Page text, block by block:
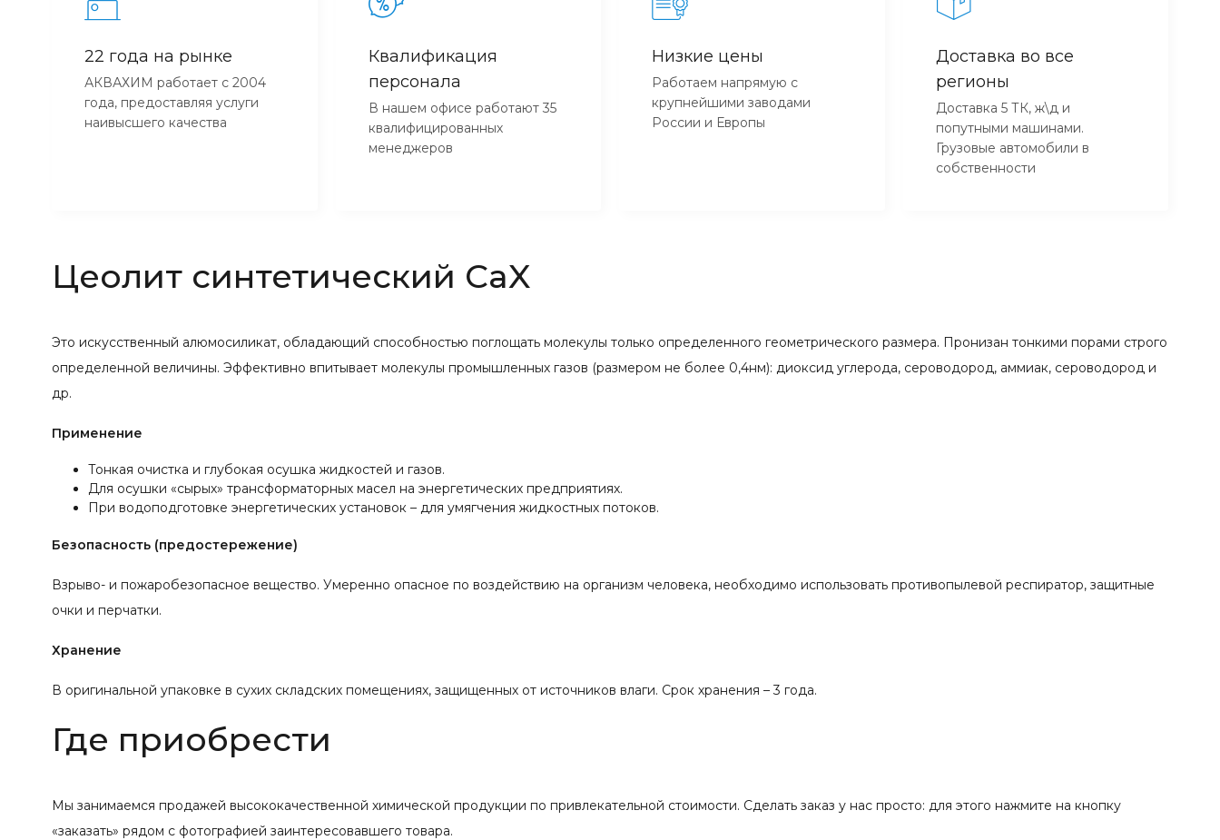
22 года на рынке
АКВАХИМ работает с 2004
года, предоставляя услуги
наивысшего качества
Квалификация
персонала
В нашем офисе работают 35
квалифицированных
менеджеров
Низкие цены
Работаем напрямую с
крупнейшими заводами
России и Европы
Доставка во все
регионы
Доставка 5 ТК, ж\д и
попутными машинами.
Грузовые автомобили в
собственности
Цеолит синтетический CaX
Это искусственный алюмосиликат, обладающий способностью поглощать молекулы только определенного геометрического размера. Пронизан тонкими порами строго
определенной величины. Эффективно впитывает молекулы промышленных газов (размером не более 0,4нм): диоксид углерода, сероводород, аммиак, сероводород и
др.
Применение
Тонкая очистка и глубокая осушка жидкостей и газов.
Для осушки «сырых» трансформаторных масел на энергетических предприятиях.
При водоподготовке энергетических установок – для умягчения жидкостных потоков.
Безопасность (предостережение)
Взрыво- и пожаробезопасное вещество. Умеренно опасное по воздействию на организм человека, необходимо использовать противопылевой респиратор, защитные
очки и перчатки.
Хранение
В оригинальной упаковке в сухих складских помещениях, защищенных от источников влаги. Срок хранения – 3 года.
Где приобрести
Мы занимаемся продажей высококачественной химической продукции по привлекательной стоимости. Сделать заказ у нас просто: для этого нажмите на кнопку
«заказать» рядом с фотографией заинтересовавшего товара.